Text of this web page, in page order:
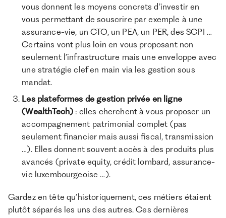
vous donnent les moyens concrets d’investir en
vous permettant de souscrire par exemple à une
assurance-vie, un CTO, un PEA, un PER, des SCPI …
Certains vont plus loin en vous proposant non
seulement l’infrastructure mais une enveloppe avec
une stratégie clef en main via les gestion sous
mandat.
Les plateformes de gestion privée en ligne
(WealthTech) : elles cherchent à vous proposer un
accompagnement patrimonial complet (pas
seulement financier mais aussi fiscal, transmission
…). Elles donnent souvent accès à des produits plus
avancés (private equity, crédit lombard, assurance-
vie luxembourgeoise …).
Gardez en tête qu’historiquement, ces métiers étaient
plutôt séparés les uns des autres. Ces dernières